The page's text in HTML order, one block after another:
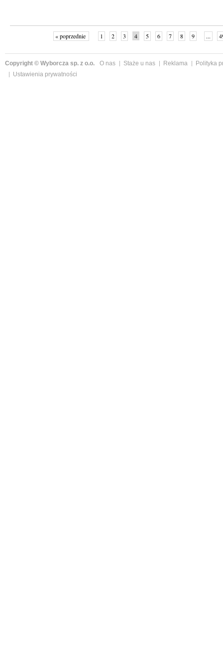
« poprzednie 1 2 3 4 5 6 7 8 9 ...
Copyright © Wyborcza sp. z o.o. O nas Staże u nas Reklama
Polityka
Ustawienia prywatności